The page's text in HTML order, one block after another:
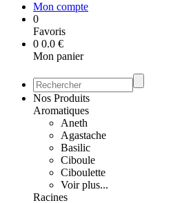
Mon compte
0
Favoris
0 0.0 €
Mon panier
Nos Produits
Aromatiques
Aneth
Agastache
Basilic
Ciboule
Ciboulette
Voir plus...
Racines